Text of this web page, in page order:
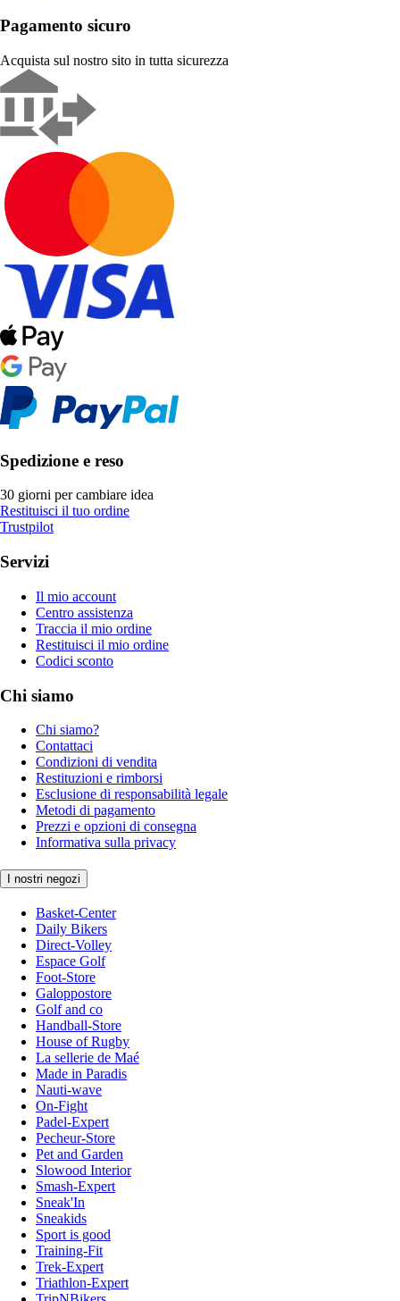
Pagamento sicuro
Acquista sul nostro sito in tutta sicurezza
Spedizione e reso
30 giorni per cambiare idea
Restituisci il tuo ordine
Trustpilot
Servizi
Il mio account
Centro assistenza
Traccia il mio ordine
Restituisci il mio ordine
Codici sconto
Chi siamo
Chi siamo?
Contattaci
Condizioni di vendita
Restituzioni e rimborsi
Esclusione di responsabilità legale
Metodi di pagamento
Prezzi e opzioni di consegna
Informativa sulla privacy
I nostri negozi
Basket-Center
Daily Bikers
Direct-Volley
Espace Golf
Foot-Store
Galoppostore
Golf and co
Handball-Store
House of Rugby
La sellerie de Maé
Made in Paradis
Nauti-wave
On-Fight
Padel-Expert
Pecheur-Store
Pet and Garden
Slowood Interior
Smash-Expert
Sneak'In
Sneakids
Sport is good
Training-Fit
Trek-Expert
Triathlon-Expert